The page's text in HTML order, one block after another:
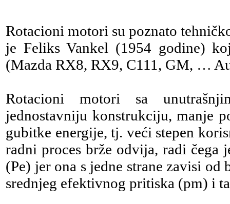
Rotacioni motori su poznato
je Feliks Vankel (1954 godine)
(Mazda RX8, RX9, C111, GM, …
Rotacioni motori sa
jednostavniju konstrukciju, manje
gubitke energije, tj. veći stepen
radni proces brže odvija, radi
(Pe) jer ona s jedne strane zavisi
srednjeg efektivnog pritiska (pm) i